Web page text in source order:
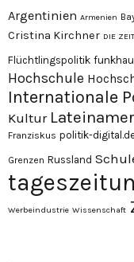
Argentinien Armenien
Cristina Kirchner DIE ZEIT
Flüchtlingspolitik
Hochschule
Internationale
Kultur
Franziskus politik-
Grenzen Russland
Werbeindustrie Wissenschaft